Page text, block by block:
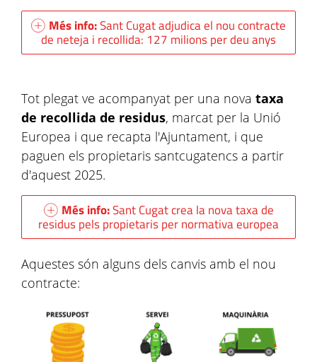
Més info:Sant Cugat adjudica el nou contracte
de neteja i recollida: 127 milions per deu anys
Tot plegat ve acompanyat per una nova taxa
de recollida de residus, marcat per la Unió
Europea i que recapta l'Ajuntament, i que
paguen els propietaris santcugatencs a partir
d'aquest 2025.
Més info:Sant Cugat crea la nova taxa de
residus pels propietaris per normativa europea
Aquestes són alguns dels canvis amb el nou
contracte: